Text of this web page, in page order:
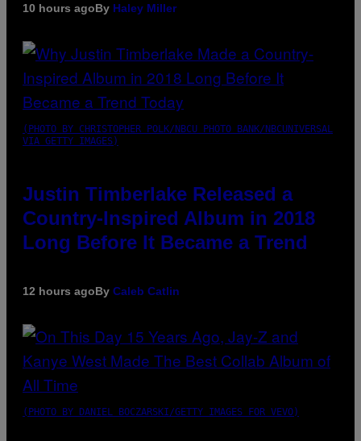
10 hours agoBy Haley Miller
(PHOTO BY CHRISTOPHER POLK/NBCU PHOTO BANK/NBCUNIVERSAL
VIA GETTY IMAGES)
Justin Timberlake Released a
Country-Inspired Album in 2018
Long Before It Became a Trend
12 hours agoBy Caleb Catlin
(PHOTO BY DANIEL BOCZARSKI/GETTY IMAGES FOR VEVO)